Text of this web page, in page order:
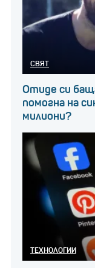
СВЯТ
Отиде си
помогна на
милиони?
ТЕХНОЛОГИИ